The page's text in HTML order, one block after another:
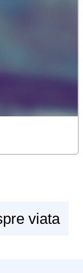
viata